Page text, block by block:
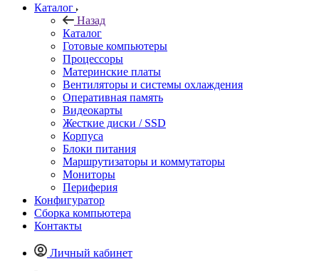
Каталог
Назад
Каталог
Готовые компьютеры
Процессоры
Материнские платы
Вентиляторы и системы охлаждения
Оперативная память
Видеокарты
Жесткие диски / SSD
Корпуса
Блоки питания
Маршрутизаторы и коммутаторы
Мониторы
Периферия
Конфигуратор
Сборка компьютера
Контакты
Личный кабинет